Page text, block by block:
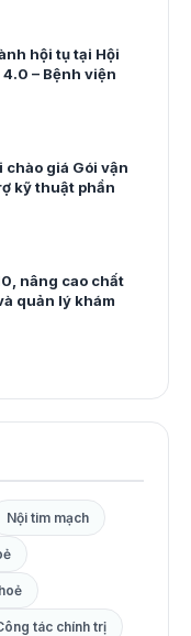
hội tụ tại Hội
– Bệnh viện
chào giá Gói vận
kỹ thuật phần
nâng cao chất
quản lý khám
Nội tim mạch
tác chính trị